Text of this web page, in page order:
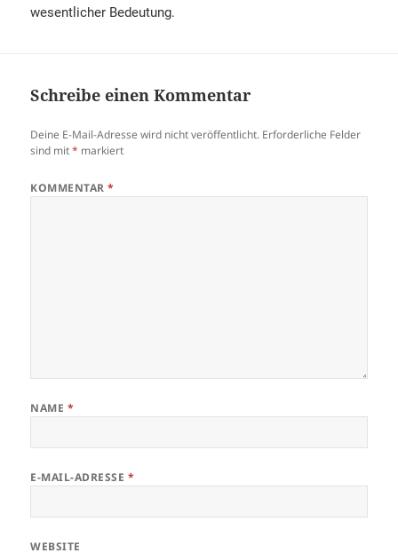
wesentlicher Bedeutung.
Schreibe einen Kommentar
Deine E-Mail-Adresse wird nicht veröffentlicht. Erforderliche Felder
sind mit* markiert
KOMMENTAR*
NAME *
E-MAIL-ADRESSE *
WEBSITE